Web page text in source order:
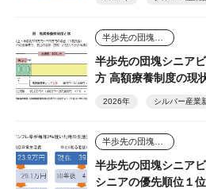
半歩先の団塊シニア
方 高額療養制度の現
2026年 シルバー産業
半歩先の団塊シニア
シニアの優先順位１